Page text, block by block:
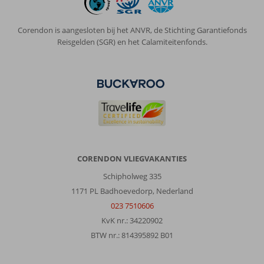
Corendon is aangesloten bij het ANVR, de Stichting Garantiefonds
Reisgelden (SGR) en het Calamiteitenfonds.
CORENDON VLIEGVAKANTIES
Schipholweg 335
1171 PL Badhoevedorp, Nederland
023 7510606
KvK nr.: 34220902
BTW nr.: 814395892 B01